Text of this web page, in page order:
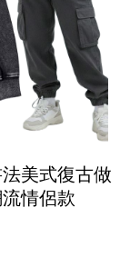
美式復古做
情侶款